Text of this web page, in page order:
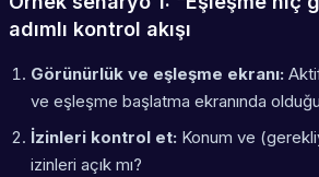
adımlı kontrol akışı
Görünürlük ve eşleşme ekranı:
ve eşleşme başlatma ekranında
İzinleri kontrol et: Konum ve
izinleri açık mı?